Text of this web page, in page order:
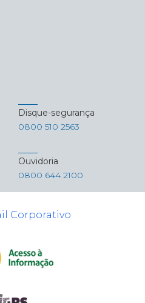
Disque-segurança
0800 510 2563
Ouvidoria
0800 644 2100
Corporativo